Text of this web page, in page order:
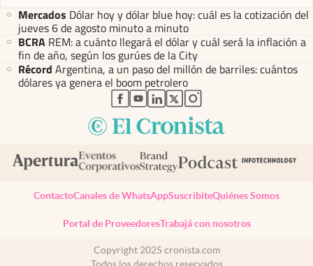
Mercados Dólar hoy y dólar blue hoy: cuál es la cotización del
jueves 6 de agosto minuto a minuto
BCRA REM: a cuánto llegará el dólar y cuál será la inflación a
fin de año, según los gurúes de la City
Récord Argentina, a un paso del millón de barriles: cuántos
dólares ya genera el boom petrolero
abre en nueva pestaña
abre en nueva pestaña
abre en nueva pestaña
abre en nueva pestaña
abre en nueva pestaña
ContactoCanales de WhatsAppSuscribiteQuiénes Somos
Portal de ProveedoresTrabajá con nosotros
Copyright 2025 cronista.com
Todos los derechos reservados